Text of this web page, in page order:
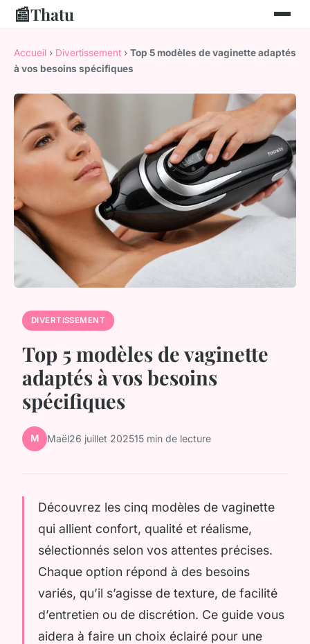
📰Thatu
Accueil › Divertissement › Top 5 modèles de vaginette adaptés
à vos besoins spécifiques
DIVERTISSEMENT
Top 5 modèles de vaginette
adaptés à vos besoins
spécifiques
M Maël26 juillet 202515 min de lecture
Découvrez les cinq modèles de vaginette
qui allient confort, qualité et réalisme,
sélectionnés selon vos attentes précises.
Chaque option répond à des besoins
variés, qu’il s’agisse de texture, de facilité
d’entretien ou de discrétion. Ce guide vous
aidera à faire un choix éclairé pour une